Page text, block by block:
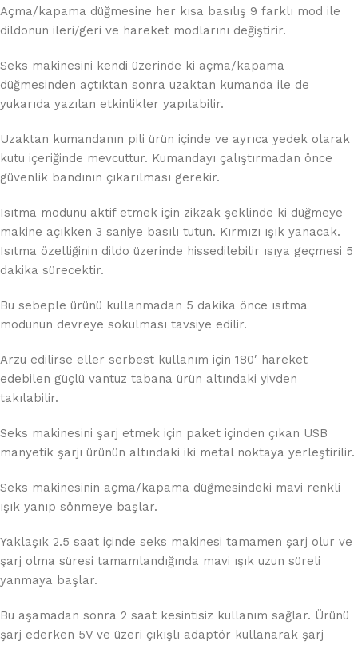
Açma/kapama düğmesine her kısa basılış 9 farklı mod ile
dildonun ileri/geri ve hareket modlarını değiştirir.
Seks makinesini kendi üzerinde ki açma/kapama
düğmesinden açtıktan sonra uzaktan kumanda ile de
yukarıda yazılan etkinlikler yapılabilir.
Uzaktan kumandanın pili ürün içinde ve ayrıca yedek olarak
kutu içeriğinde mevcuttur. Kumandayı çalıştırmadan önce
güvenlik bandının çıkarılması gerekir.
Isıtma modunu aktif etmek için zikzak şeklinde ki düğmeye
makine açıkken 3 saniye basılı tutun. Kırmızı ışık yanacak.
Isıtma özelliğinin dildo üzerinde hissedilebilir ısıya geçmesi 5
dakika sürecektir.
Bu sebeple ürünü kullanmadan 5 dakika önce ısıtma
modunun devreye sokulması tavsiye edilir.
Arzu edilirse eller serbest kullanım için 180′ hareket
edebilen güçlü vantuz tabana ürün altındaki yivden
takılabilir.
Seks makinesini şarj etmek için paket içinden çıkan USB
manyetik şarjı ürünün altındaki iki metal noktaya yerleştirilir.
Seks makinesinin açma/kapama düğmesindeki mavi renkli
ışık yanıp sönmeye başlar.
Yaklaşık 2.5 saat içinde seks makinesi tamamen şarj olur ve
şarj olma süresi tamamlandığında mavi ışık uzun süreli
yanmaya başlar.
Bu aşamadan sonra 2 saat kesintisiz kullanım sağlar. Ürünü
şarj ederken 5V ve üzeri çıkışlı adaptör kullanarak şarj